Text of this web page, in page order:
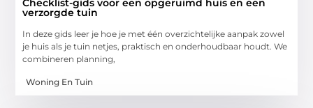
Checklist-gids voor een opgeruimd huis en een
verzorgde tuin
In deze gids leer je hoe je met één overzichtelijke aanpak zowel
je huis als je tuin netjes, praktisch en onderhoudbaar houdt. We
combineren planning,
Woning En Tuin